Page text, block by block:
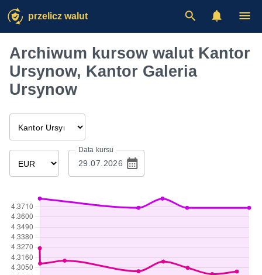
przelicz walut
Archiwum kursow walut Kantor
Ursynow, Kantor Galeria
Ursynow
Data kursu